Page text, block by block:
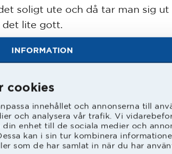
INFORMATION
cookies
innehållet och annonserna till
och analysera vår trafik. Vi
enhet till de sociala medier och
kan i sin tur kombinera
som de har samlat in när du har
soligt ute och då tar man sig ut
det lite gott.
och Ed Sheeran som ligger
dig?
jag har varit här sedan jag var